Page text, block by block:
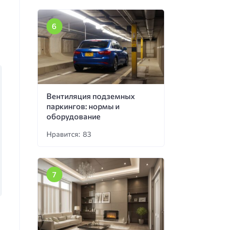
Вентиляция подземных
паркингов: нормы и
оборудование
Нравится: 83